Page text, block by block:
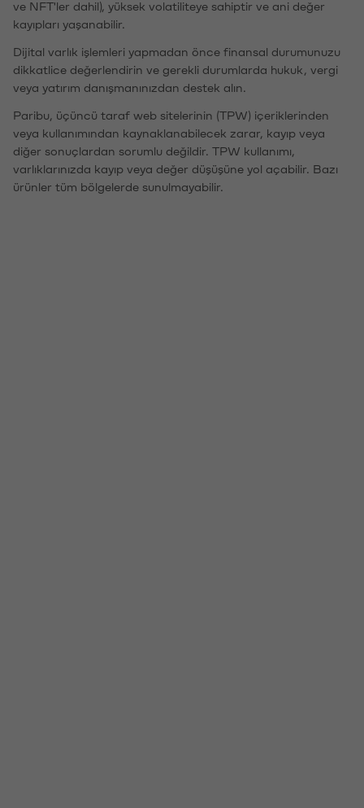
ve NFT'ler dahil), yüksek volatiliteye sahiptir ve ani değer
kayıpları yaşanabilir.
Dijital varlık işlemleri yapmadan önce finansal durumunuzu
dikkatlice değerlendirin ve gerekli durumlarda hukuk, vergi
veya yatırım danışmanınızdan destek alın.
Paribu, üçüncü taraf web sitelerinin (TPW) içeriklerinden
veya kullanımından kaynaklanabilecek zarar, kayıp veya
diğer sonuçlardan sorumlu değildir. TPW kullanımı,
varlıklarınızda kayıp veya değer düşüşüne yol açabilir. Bazı
ürünler tüm bölgelerde sunulmayabilir.